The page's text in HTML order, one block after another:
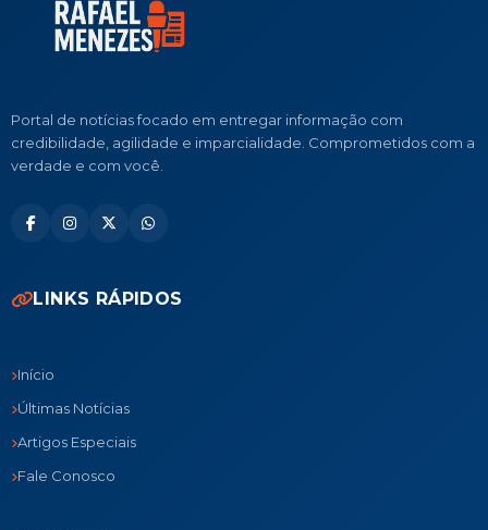
Portal de notícias focado em entregar informação com
credibilidade, agilidade e imparcialidade. Comprometidos com a
verdade e com você.
LINKS RÁPIDOS
Início
Últimas Notícias
Artigos Especiais
Fale Conosco